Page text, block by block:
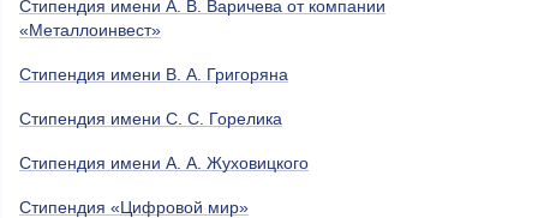
Стипендия имени А. В. Варичева от компании
«Металлоинвест»
Стипендия имени В. А. Григоряна
Стипендия имени С. С. Горелика
Стипендия имени А. А. Жуховицкого
Стипендия «Цифровой мир»